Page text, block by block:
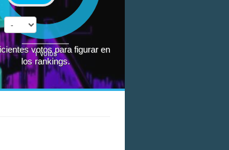
1votos
votos para figurar en
los rankings.